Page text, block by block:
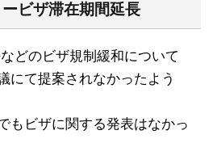
ビザ滞在期間延長
どのビザ規制緩和について
にて提案されなかったよう
もビザに関する発表はなかっ